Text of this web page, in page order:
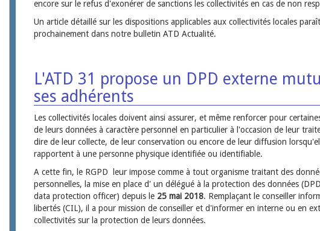
encore sur le refus d'exonérer de sanctions les collectivités en cas de non
Un article détaillé sur les dispositions applicables aux collectivités locales
prochainement dans notre bulletin ATD Actualité.
L'ATD 31 propose un DPD externe
ses adhérents
Les collectivités locales doivent ainsi assurer, et même renforcer pour
de leurs données à caractère personnel en particulier à l'occasion de leur
dire de leur collecte, de leur conservation ou encore de leur diffusion
rapportent à une personne physique identifiée ou identifiable.
A cette fin, le RGPD leur impose comme à tout organisme traitant des
personnelles, la mise en place d' un délégué à la protection des données
data protection officer) depuis le 25 mai 2018. Remplaçant le conseiller
libertés (CIL), il a pour mission de conseiller et d'informer en interne ou en
collectivités sur la protection de leurs données.